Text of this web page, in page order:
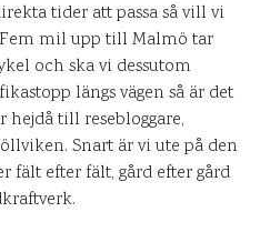
tider att passa så vill vi
mil upp till Malmö tar
och ska vi dessutom
längs vägen så är det
till resebloggare,
Snart är vi ute på den
fält efter fält, gård efter gård